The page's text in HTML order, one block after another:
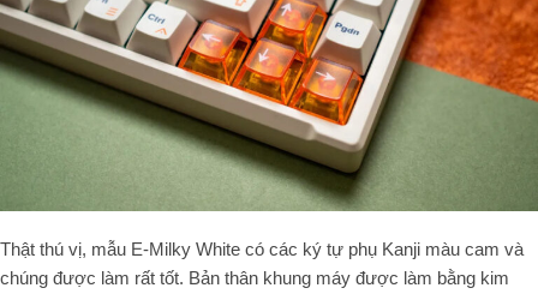
Thật thú vị, mẫu E-Milky White có các ký tự phụ Kanji màu cam và
chúng được làm rất tốt. Bản thân khung máy được làm bằng kim